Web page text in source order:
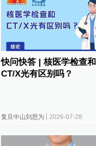
快问快答 | 核医学检查和
CT/X光有区别吗？
复旦中山刘思为 2026-07-28